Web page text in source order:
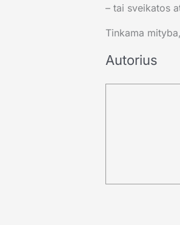
– tai sveikatos
Tinkama
Autorius